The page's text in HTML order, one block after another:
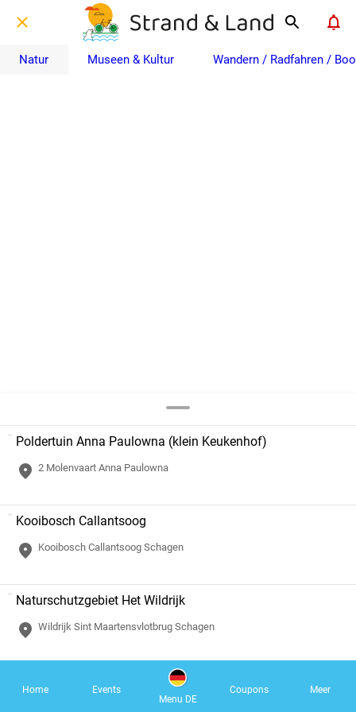
Natur Museen & Kultur Wandern / Radfahren /
Poldertuin Anna Paulowna (klein Keukenhof)
2 Molenvaart Anna Paulowna
Kooibosch Callantsoog
Kooibosch Callantsoog Schagen
Naturschutzgebiet Het Wildrijk
Wildrijk Sint Maartensvlotbrug Schagen
Naturschutzgebiet Het Zwanenwater
2 Zuidschinkeldijk Callantsoog
Home
Events
Menu DE
Coupons Meer